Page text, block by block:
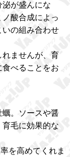
が盛んにな
酸合成によっ
の組み合わせ
ませんが、育
べることをお
蠣。ソースや醤
毛に効果的な
を高めてくれま